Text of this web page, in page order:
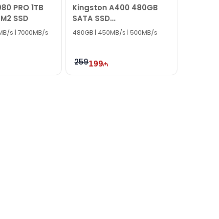
PRO 1TB
SSD
s | 7000MB/s
Kingston A400 480GB
SATA SSD
SA400S37/480G
480GB | 450MB/s | 500MB/s
259199